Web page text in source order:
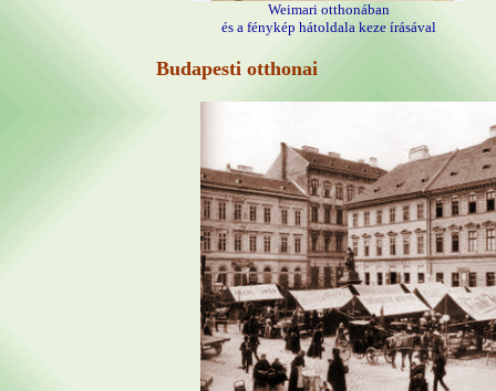
Weimari otthonában
és a fénykép hátoldala keze írásával
Budapesti otthonai